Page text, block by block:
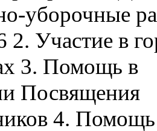
уборочные
2. Участие в
3. Помощь в
Посвящения
4.